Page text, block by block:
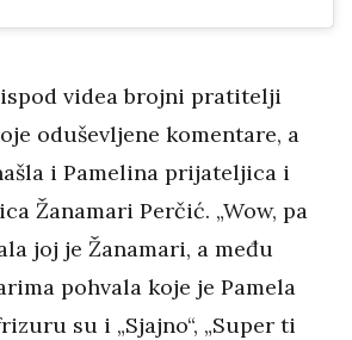
videa brojni pratitelji
oduševljene komentare, a
i Pamelina prijateljica i
Žanamari Perčić. „Wow, pa
joj je Žanamari, a među
pohvala koje je Pamela
su i „Sjajno“, „Super ti